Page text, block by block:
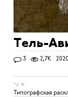
Тель-
3 2,7K 2020
⌥ ←
Типографская